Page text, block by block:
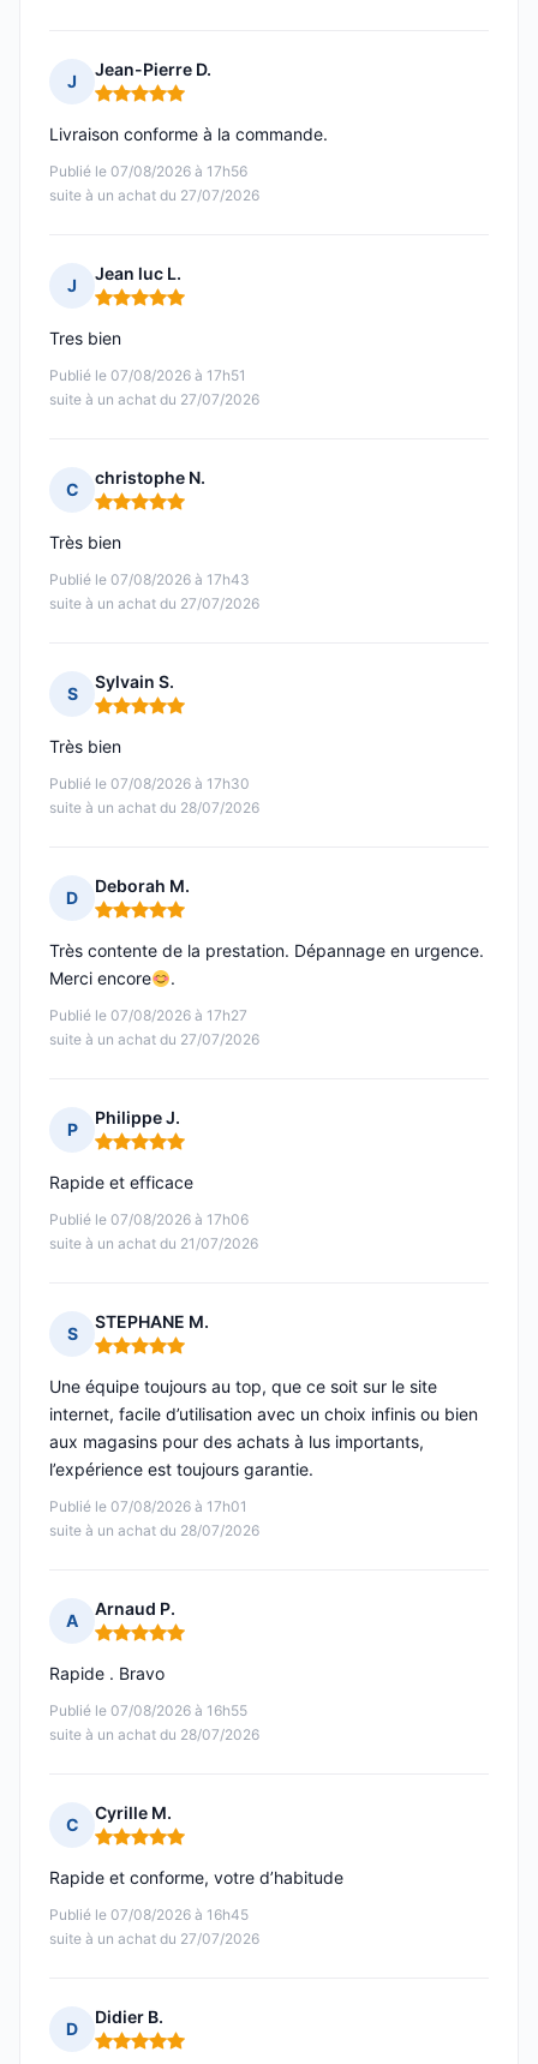
J
Jean-Pierre D.
Note : 5 sur 5
Publié le 07/08/2026 à 17h56
suite à un achat du 27/07/2026
Livraison conforme à la commande.
J
Jean luc L.
Note : 5 sur 5
Publié le 07/08/2026 à 17h51
suite à un achat du 27/07/2026
Tres bien
C
christophe N.
Note : 5 sur 5
Publié le 07/08/2026 à 17h43
suite à un achat du 27/07/2026
Très bien
S
Sylvain S.
Note : 5 sur 5
Publié le 07/08/2026 à 17h30
suite à un achat du 28/07/2026
Très bien
D
Deborah M.
Note : 5 sur 5
Publié le 07/08/2026 à 17h27
suite à un achat du 27/07/2026
Très contente de la prestation. Dépannage en urgence.
Merci encore
.
P
Philippe J.
Note : 5 sur 5
Publié le 07/08/2026 à 17h06
suite à un achat du 21/07/2026
Rapide et efficace
S
STEPHANE M.
Note : 5 sur 5
Publié le 07/08/2026 à 17h01
suite à un achat du 28/07/2026
Une équipe toujours au top, que ce soit sur le site
internet, facile d’utilisation avec un choix infinis ou bien
aux magasins pour des achats à lus importants,
l’expérience est toujours garantie.
A
Arnaud P.
Note : 5 sur 5
Publié le 07/08/2026 à 16h55
suite à un achat du 28/07/2026
Rapide . Bravo
C
Cyrille M.
Note : 5 sur 5
Publié le 07/08/2026 à 16h45
suite à un achat du 27/07/2026
Rapide et conforme, votre d’habitude
D
Didier B.
Note : 5 sur 5